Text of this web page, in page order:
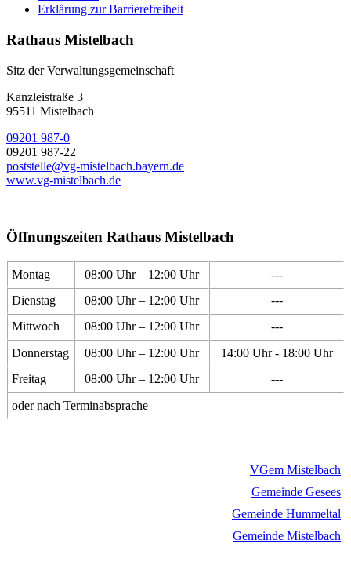
Erklärung zur Barrierefreiheit
Rathaus Mistelbach
Sitz der Verwaltungsgemeinschaft
Kanzleistraße 3
95511 Mistelbach
09201 987-0
09201 987-22
poststelle@vg-mistelbach.bayern.de
www.vg-mistelbach.de
Öffnungszeiten Rathaus Mistelbach
Montag 08:00 Uhr – 12:00 Uhr
---
Dienstag
08:00 Uhr – 12:00 Uhr
---
Mittwoch
08:00 Uhr – 12:00 Uhr
---
Donnerstag
08:00 Uhr – 12:00 Uhr
14:00 Uhr - 18:00 Uhr
Freitag
08:00 Uhr – 12:00 Uhr
---
oder nach Terminabsprache
VGem Mistelbach
Gemeinde Gesees
Gemeinde Hummeltal
Gemeinde Mistelbach